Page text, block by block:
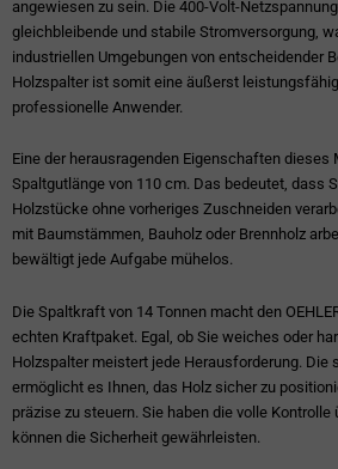
angewiesen zu sein. Die 400-Volt-
gleichbleibende und stabile Stromversorgung,
industriellen Umgebungen von entscheidender
Holzspalter ist somit eine äußerst
professionelle Anwender.
Eine der herausragenden Eigenschaften
Spaltgutlänge von 110 cm. Das bedeutet, dass
Holzstücke ohne vorheriges Zuschneiden
mit Baumstämmen, Bauholz oder Brennholz
bewältigt jede Aufgabe mühelos.
Die Spaltkraft von 14 Tonnen macht den
echten Kraftpaket. Egal, ob Sie weiches oder
Holzspalter meistert jede Herausforderung. Die
ermöglicht es Ihnen, das Holz sicher zu
präzise zu steuern. Sie haben die volle Kontrolle
können die Sicherheit gewährleisten.